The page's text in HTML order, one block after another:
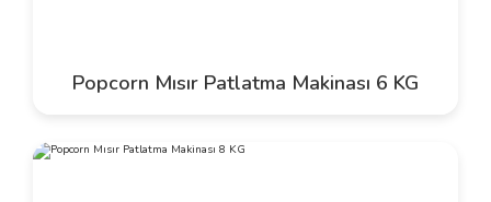
Popcorn Mısır Patlatma Makinası 6 KG